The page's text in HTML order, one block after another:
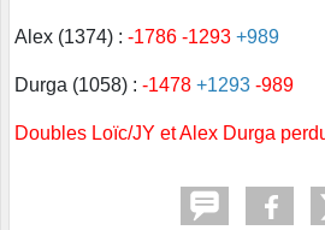
Alex (1374) : -1786 -1293 +989
Durga (1058) : -1478 +1293 -989
Doubles Loïc/JY et Alex Durga